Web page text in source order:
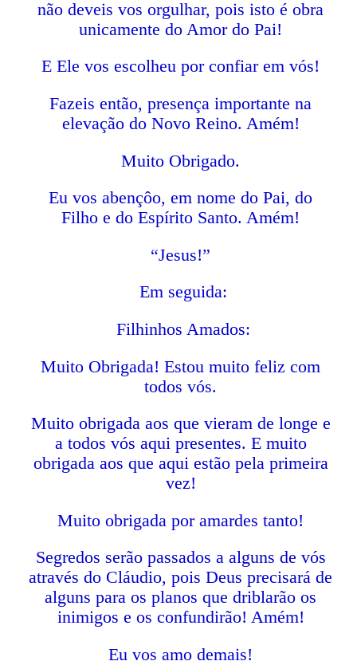
não deveis vos orgulhar, pois isto é obra
unicamente do Amor do Pai!
E Ele vos escolheu por confiar em vós!
Fazeis então, presença importante na
elevação do Novo Reino. Amém!
Muito Obrigado.
Eu vos abençôo, em nome do Pai, do
Filho e do Espírito Santo. Amém!
“Jesus!”
Em seguida:
Filhinhos Amados:
Muito Obrigada! Estou muito feliz com
todos vós.
Muito obrigada aos que vieram de longe e
a todos vós aqui presentes. E muito
obrigada aos que aqui estão pela primeira
vez!
Muito obrigada por amardes tanto!
Segredos serão passados a alguns de vós
através do Cláudio, pois Deus precisará de
alguns para os planos que driblarão os
inimigos e os confundirão! Amém!
Eu vos amo demais!